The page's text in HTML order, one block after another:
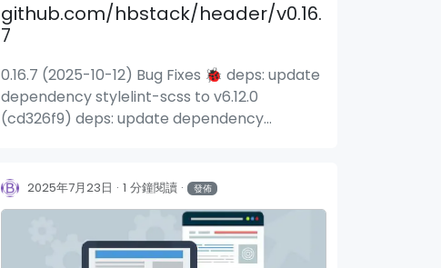
github.com/hbstack/header/v0.16.
7
0.16.7 (2025-10-12) Bug Fixes 🐞 deps: update
dependency stylelint-scss to v6.12.0
(cd326f9) deps: update dependency
2025年7月23日 1 分鐘閱讀 發佈